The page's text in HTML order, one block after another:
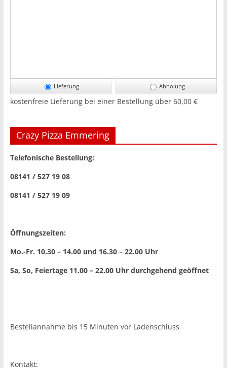
Lieferung Abholung
kostenfreie Lieferung bei einer Bestellung über 60,00 €
Crazy Pizza Emmering
Telefonische Bestellung:
08141 / 527 19 08
08141 / 527 19 09
Öffnungszeiten:
Mo.-Fr. 10.30 – 14.00 und 16.30 – 22.00 Uhr
Sa, So, Feiertage 11.00 – 22.00 Uhr durchgehend geöffnet
Bestellannahme bis 15 Minuten vor Ladenschluss
Kontakt: